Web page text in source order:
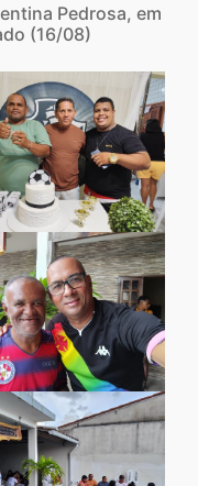
Pedrosa, em
(16/08)